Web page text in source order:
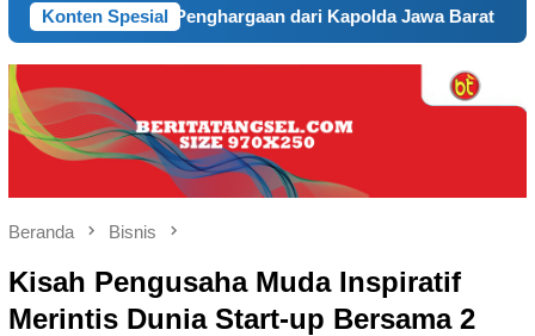
Konten Spesial
Penghargaan dari Kapolda Jawa Barat Final
Beranda Bisnis
Kisah Pengusaha Muda Inspiratif
Merintis Dunia Start-up Bersama 2